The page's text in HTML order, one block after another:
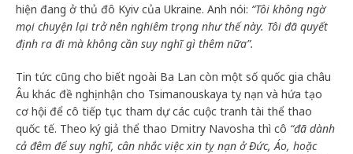
hiện đang ở thủ đô Kyiv của Ukraine. Anh nói: “Tôi không ngờ
mọi chuyện lại trở nên nghiêm trọng như thế này. Tôi đã quyết
định ra đi mà không cần suy nghĩ gì thêm nữa”.
Tin tức cũng cho biết ngoài Ba Lan còn một số quốc gia châu
Âu khác đề nghị nhận cho Tsimanouskaya tỵ nạn và hứa tạo
cơ hội để cô tiếp tục tham dự các cuộc tranh tài thể thao
quốc tế. Theo ký giả thể thao Dmitry Navosha thì cô “đã dành
cả đêm để suy nghĩ, cân nhắc việc xin tỵ nạn ở Đức, Áo, hoặc